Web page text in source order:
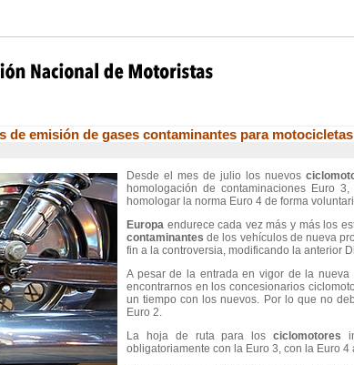
de emisión de gases contaminantes para
Desde el mes de julio los nuevos
homologación de contaminaciones Euro
homologar la norma Euro 4 de forma
Europa endurece cada vez más y más los
contaminantesde los vehículos de nueva
fin a la controversia, modificando la anterior
A pesar de la entrada en vigor de la
encontrarnos en los concesionarios
un tiempo con los nuevos. Por lo que no
Euro 2.
La hoja de ruta para los ciclomotores
obligatoriamente con la Euro 3, con la Euro